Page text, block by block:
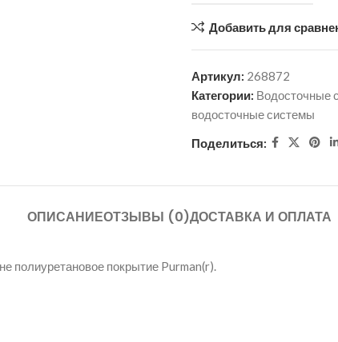
Добавить для
Артикул: 268872
Категории: Водосточные
водосточные системы
Поделиться:
ОПИСАНИЕОТЗЫВЫ (0)ДОСТАВКА И ОПЛАТА
полиуретановое покрытие Purman(r).